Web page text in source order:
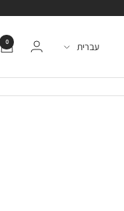
שפה
עברית 0